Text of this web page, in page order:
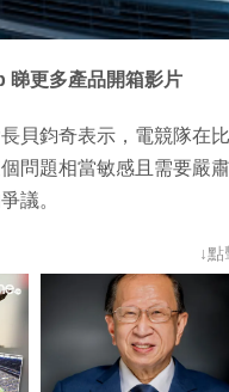
睇更多產品開箱影片
貝鈞奇表示，電競隊在
問題相當敏感且需要嚴
議。
↓